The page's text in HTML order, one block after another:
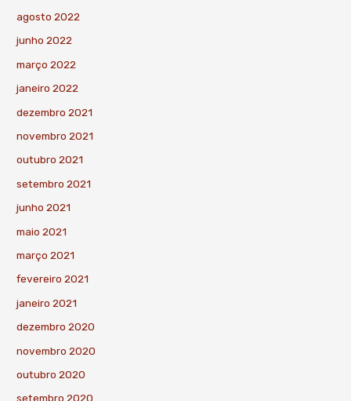
agosto 2022
junho 2022
março 2022
janeiro 2022
dezembro 2021
novembro 2021
outubro 2021
setembro 2021
junho 2021
maio 2021
março 2021
fevereiro 2021
janeiro 2021
dezembro 2020
novembro 2020
outubro 2020
setembro 2020